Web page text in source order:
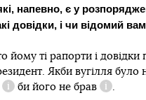
напевно, є у
довідки, і чи відомий вам
йому ті рапорти і довідки
Якби вугілля було
Довідка
би його не брав
Довідка
.